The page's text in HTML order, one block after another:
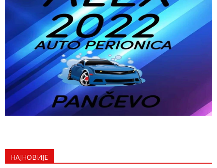
НАЈНОВИЈЕ